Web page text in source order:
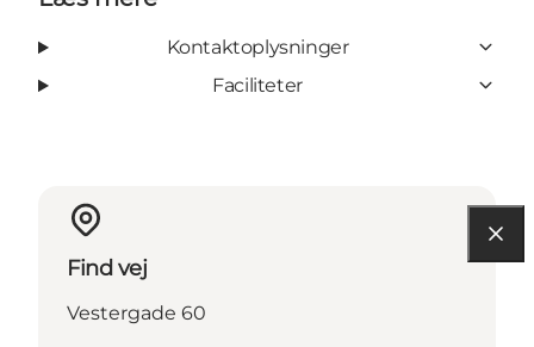
Kontaktoplysninger
Faciliteter
Find vej
Vestergade 60